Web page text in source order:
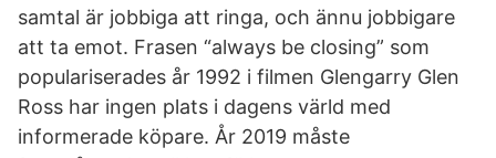
samtal är jobbiga att ringa, och ännu jobbigare
att ta emot. Frasen “always be closing” som
populariserades år 1992 i filmen Glengarry Glen
Ross har ingen plats i dagens värld med
informerade köpare. År 2019 måste